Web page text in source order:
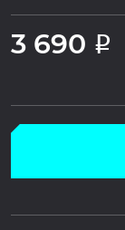
3 690 Р